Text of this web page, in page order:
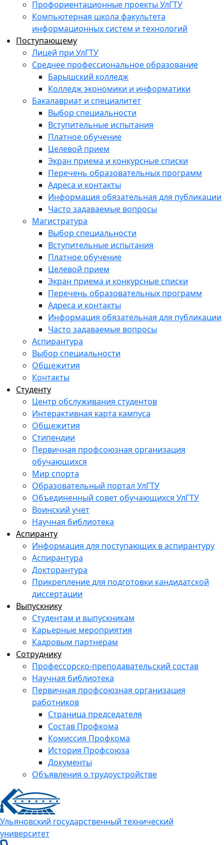
Профориентационные проекты УлГТУ
Компьютерная школа факультета
информационных систем и технологий
Поступающему
Лицей при УлГТУ
Среднее профессиональное образование
Барышский колледж
Колледж экономики и информатики
Бакалавриат и специалитет
Выбор специальности
Вступительные испытания
Платное обучение
Целевой прием
Экран приема и конкурсные списки
Перечень образовательных программ
Адреса и контакты
Информация обязательная для публикации
Часто задаваемые вопросы
Магистратура
Выбор специальности
Вступительные испытания
Платное обучение
Целевой прием
Экран приема и конкурсные списки
Перечень образовательных программ
Адреса и контакты
Информация обязательная для публикации
Часто задаваемые вопросы
Аспирантура
Выбор специальности
Общежития
Контакты
Студенту
Центр обслуживания студентов
Интерактивная карта кампуса
Общежития
Стипендии
Первичная профсоюзная организация
обучающихся
Мир спорта
Образовательный портал УлГТУ
Объединенный совет обучающихся УлГТУ
Воинский учет
Научная библиотека
Аспиранту
Информация для поступающих в аспирантуру
Аспирантура
Докторантура
Прикрепление для подготовки кандидатской
диссертации
Выпускнику
Студентам и выпускникам
Карьерные мероприятия
Кадровым партнерам
Сотруднику
Профессорско-преподавательский состав
Научная библиотека
Первичная профсоюзная организация
работников
Страница председателя
Состав Профкома
Комиссия Профкома
История Профсоюза
Документы
Объявления о трудоустройстве
Ульяновский государственный технический
университет